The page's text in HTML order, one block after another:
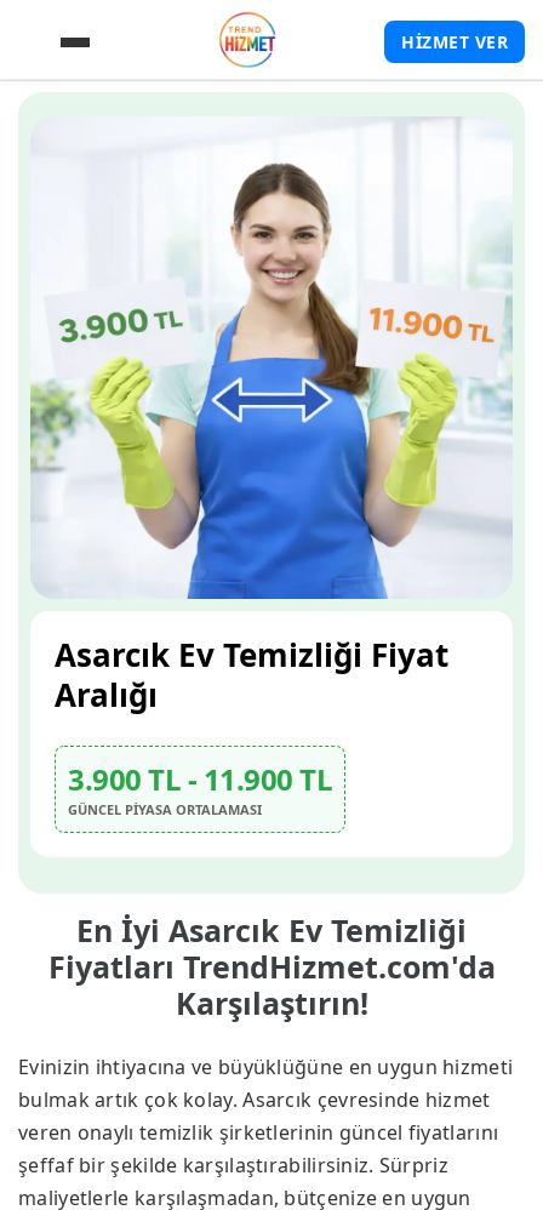
HİZMET VER
En İyi Asarcık Ev Temizliği
Fiyatları TrendHizmet.com'da
Karşılaştırın!
Evinizin ihtiyacına ve büyüklüğüne en uygun hizmeti
bulmak artık çok kolay. Asarcık çevresinde hizmet
veren onaylı temizlik şirketlerinin güncel fiyatlarını
şeffaf bir şekilde karşılaştırabilirsiniz. Sürpriz
maliyetlerle karşılaşmadan, bütçenize en uygun
Asarcık Ev Temizliği Fiyat
Aralığı
3.900 TL - 11.900 TL
GÜNCEL PİYASA ORTALAMASI